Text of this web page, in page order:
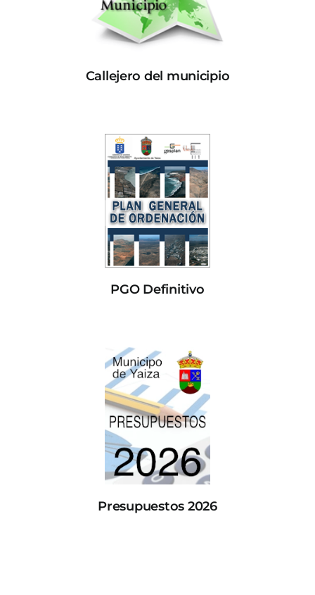
Callejero del municipio
PGO Definitivo
Presupuestos 2026